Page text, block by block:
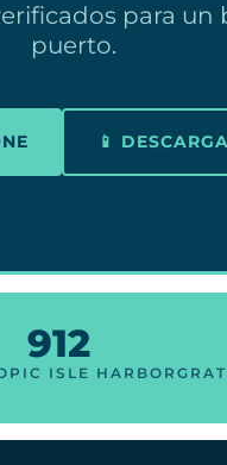
para
puerto.
📱
912
ISLE HARBOR